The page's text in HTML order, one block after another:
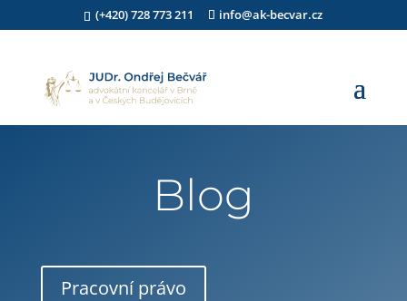
(+420) 728 773 211 info@ak-becvar.cz
Blog
Pracovní právo